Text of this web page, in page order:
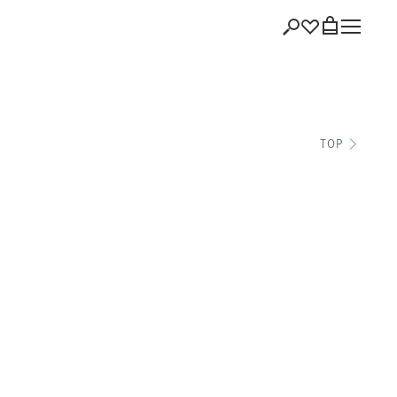
ショッピング
TOP